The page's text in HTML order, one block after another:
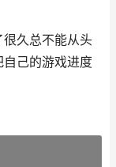
久总不能从头
己的游戏进度